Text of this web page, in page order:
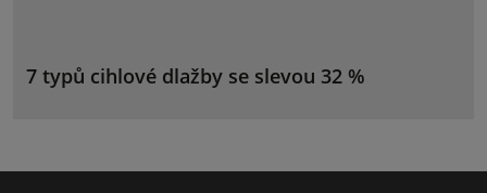
7 typů cihlové dlažby se slevou 32 %